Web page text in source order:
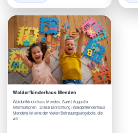
Waldorfkinderhaus Menden
Waldorfkinderhaus Menden, Sankt Augustin -
Informationen Diese Einrichtung (Waldorfkinderhaus
Menden) ist eine der vielen Betreuungsangebote, die
wir …